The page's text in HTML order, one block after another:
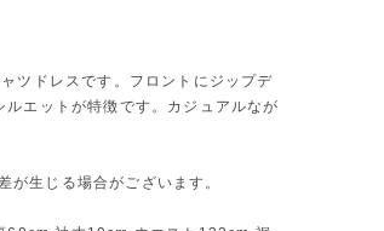
ツドレスです。フロントにジップデ
エットが特徴です。カジュアルなが
生じる場合がございます。